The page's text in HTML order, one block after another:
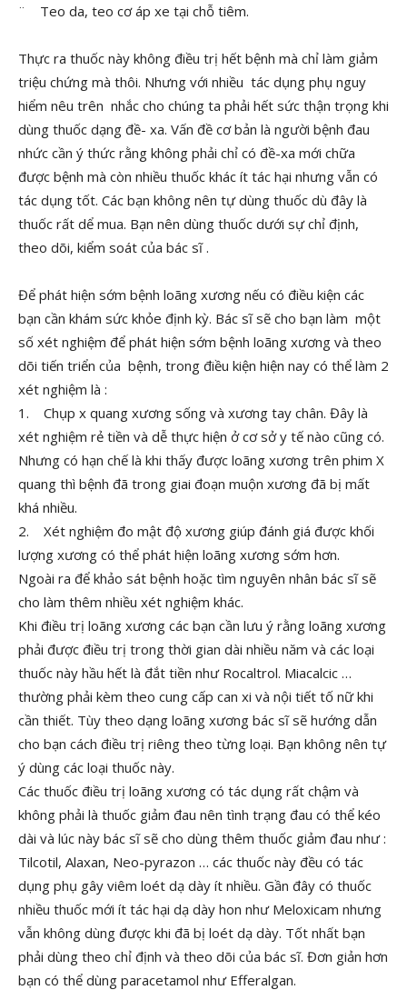
¨ Teo da, teo cơ áp xe tại chỗ tiêm.
Thực ra thuốc này không điều trị hết bệnh mà chỉ làm giảm
triệu chứng mà thôi. Nhưng với nhiều tác dụng phụ nguy
hiểm nêu trên nhắc cho chúng ta phải hết sức thận trọng khi
dùng thuốc dạng đề- xa. Vấn đề cơ bản là người bệnh đau
nhức cần ý thức rằng không phải chỉ có đề-xa mới chữa
được bệnh mà còn nhiều thuốc khác ít tác hại nhưng vẫn có
tác dụng tốt. Các bạn không nên tự dùng thuốc dù đây là
thuốc rất dể mua. Bạn nên dùng thuốc dưới sự chỉ định,
theo dõi, kiểm soát của bác sĩ .
Để phát hiện sớm bệnh loãng xương nếu có điều kiện các
bạn cần khám sức khỏe định kỳ. Bác sĩ sẽ cho bạn làm một
số xét nghiệm để phát hiện sớm bệnh loãng xương và theo
dõi tiến triển của bệnh, trong điều kiện hiện nay có thể làm 2
xét nghiệm là :
1. Chụp x quang xương sống và xương tay chân. Đây là
xét nghiệm rẻ tiền và dễ thực hiện ở cơ sở y tế nào cũng có.
Nhưng có hạn chế là khi thấy được loãng xương trên phim X
quang thì bệnh đã trong giai đoạn muộn xương đã bị mất
khá nhiều.
2. Xét nghiệm đo mật độ xương giúp đánh giá được khối
lượng xương có thể phát hiện loãng xương sớm hơn.
Ngoài ra để khảo sát bệnh hoặc tìm nguyên nhân bác sĩ sẽ
cho làm thêm nhiều xét nghiệm khác.
Khi điều trị loãng xương các bạn cần lưu ý rằng loãng xương
phải được điều trị trong thời gian dài nhiều năm và các loại
thuốc này hầu hết là đắt tiền như Rocaltrol. Miacalcic …
thường phải kèm theo cung cấp can xi và nội tiết tố nữ khi
cần thiết. Tùy theo dạng loãng xương bác sĩ sẽ hướng dẫn
cho bạn cách điều trị riêng theo từng loại. Bạn không nên tự
ý dùng các loại thuốc này.
Các thuốc điều trị loãng xương có tác dụng rất chậm và
không phải là thuốc giảm đau nên tình trạng đau có thể kéo
dài và lúc này bác sĩ sẽ cho dùng thêm thuốc giảm đau như :
Tilcotil, Alaxan, Neo-pyrazon … các thuốc này đều có tác
dụng phụ gây viêm loét dạ dày ít nhiều. Gần đây có thuốc
nhiều thuốc mới ít tác hại dạ dày hon như Meloxicam nhưng
vẫn không dùng được khi đã bị loét dạ dày. Tốt nhất bạn
phải dùng theo chỉ định và theo dõi của bác sĩ. Đơn giản hơn
bạn có thể dùng paracetamol như Efferalgan.